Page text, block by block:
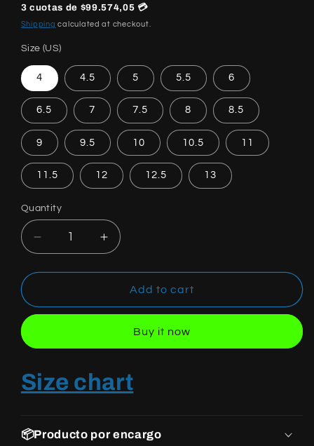
3 cuotas de $99.574,05 💳
Shipping calculated at checkout.
Size (US)
4 4.5 5 5.5 6
6.5 7 7.5 8 8.5
9 9.5 10 10.5 11
11.5 12 12.5 13
Quantity
Quantity
Decrease
quantity
for
DUNK
GREEN
Increase
quantity
for
NIKE
DUNK
GORGE
GREEN
Add to cart
Buy it now
Size chart
📦Producto por encargo